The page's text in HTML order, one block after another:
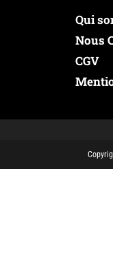
Qui
Nous
CGV